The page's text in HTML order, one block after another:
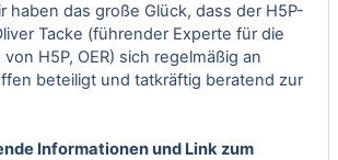
haben das große Glück, dass der H5P-
Tacke (führender Experte für die
H5P, OER) sich regelmäßig an
beteiligt und tatkräftig beratend zur
Informationen und Link zum